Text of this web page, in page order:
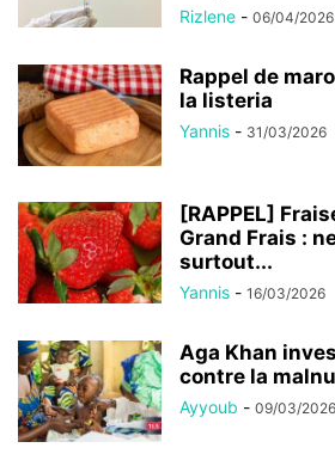
Rizlene - 06/04/2026
Rappel de
la listeria
Yannis - 31/03/2026
[RAPPEL]
Grand Frais :
surtout...
Yannis - 16/03/2026
Aga Khan
contre la
Ayyoub - 09/03/2026